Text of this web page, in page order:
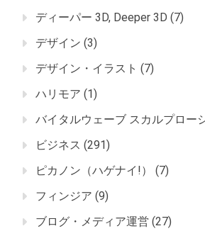
ディーパー 3D, Deeper 3D (7)
デザイン (3)
デザイン・イラスト (7)
ハリモア (1)
バイタルウェーブ スカルプロー
ビジネス (291)
ピカノン（ハゲナイ!）
(7)
フィンジア (9)
ブログ・メディア運営 (27)